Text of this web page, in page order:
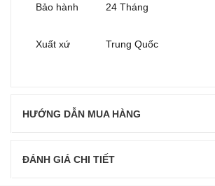
Bảo hành 24 Tháng
Xuất xứ Trung Quốc
HƯỚNG DẪN MUA HÀNG
ĐÁNH GIÁ CHI TIẾT